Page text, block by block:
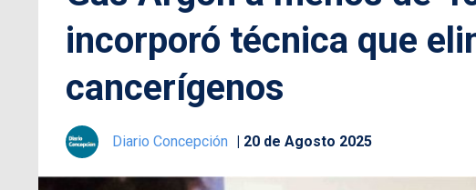
incorporó técnica que
cancerígenos
Diario Concepción 20 de Agosto 2025